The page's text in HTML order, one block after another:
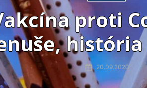
proti
20.09.2020